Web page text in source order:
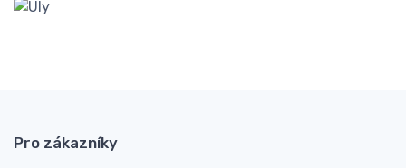
Pro zákazníky